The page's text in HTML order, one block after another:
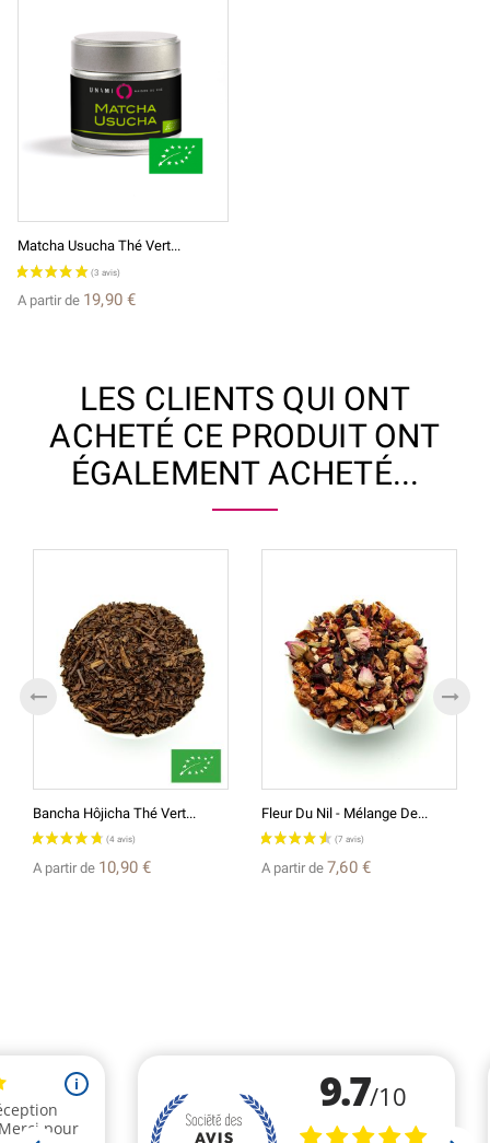
Matcha Usucha Thé Vert...
A partir de 19,90 €
LES CLIENTS QUI ONT
ACHETÉ CE PRODUIT ONT
ÉGALEMENT ACHETÉ...
Bancha Hôjicha Thé Vert...
A partir de 10,90 €
Fleur Du Nil - Mélange De...
A partir de 7,60 €